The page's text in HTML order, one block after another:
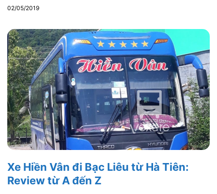
02/05/2019
Xe Hiền Vân đi Bạc Liêu từ Hà Tiên:
Review từ A đến Z